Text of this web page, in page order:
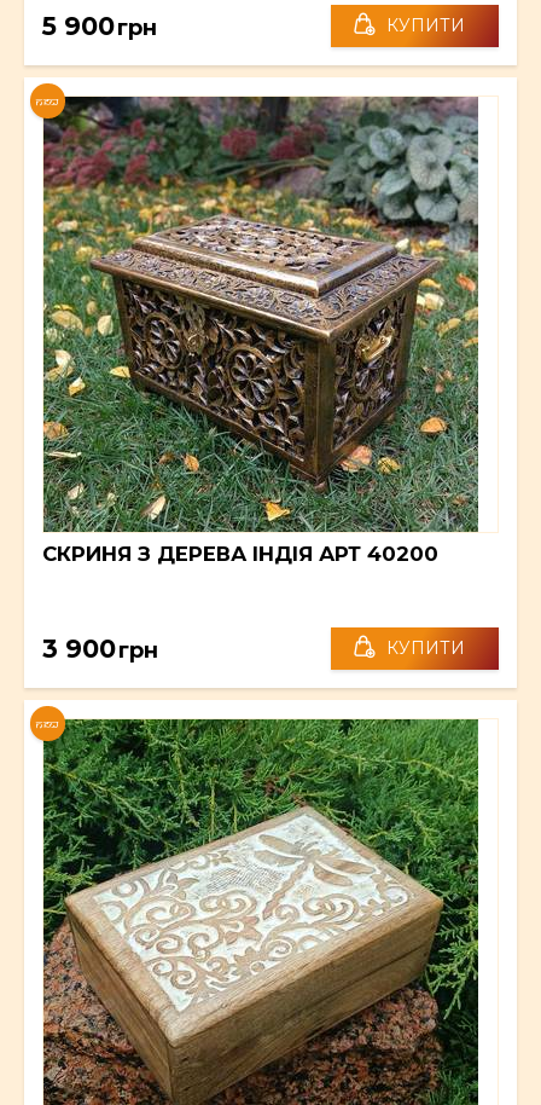
5 900грн КУПИТИ
NEW
СКРИНЯ З ДЕРЕВА ІНДІЯ АРТ 40200
3 900грн КУПИТИ
NEW